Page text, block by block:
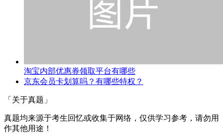
淘宝内部优惠券领取平台有哪些
京东会员卡划算吗？有哪些特权？
「关于真题」
真题均来源于考生回忆或收集于网络，仅供学习参考，请勿用
作其他用途！